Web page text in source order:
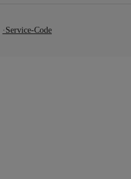
Service-Code